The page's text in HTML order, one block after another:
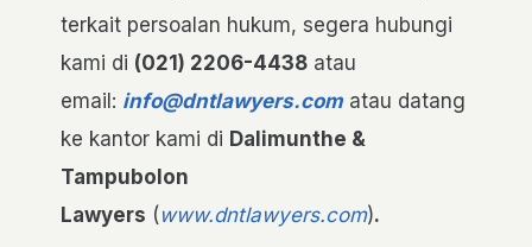
terkait persoalan hukum, segera hubungi
kami di (021) 2206-4438 atau
email: info@dntlawyers.com atau datang
ke kantor kami di Dalimunthe &
Tampubolon
Lawyers (www.dntlawyers.com).